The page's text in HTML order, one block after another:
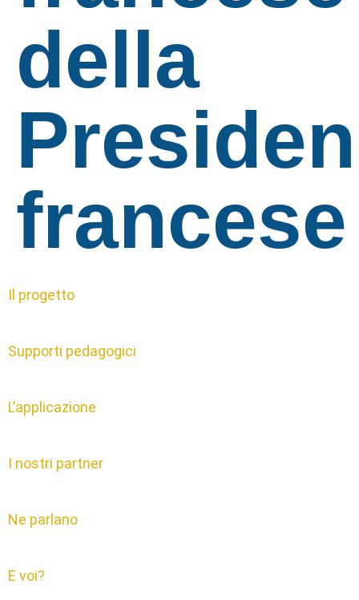
della
francese
Il progetto
Supporti pedagogici
L’applicazione
I nostri partner
Ne parlano
E voi?